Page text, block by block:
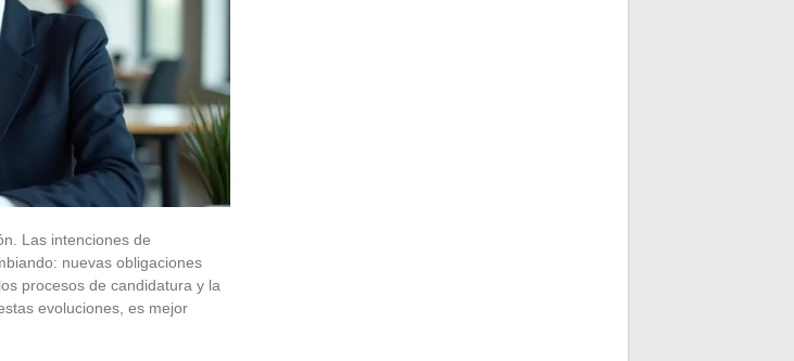
Las intenciones de
nuevas obligaciones
procesos de candidatura y la
evoluciones, es mejor